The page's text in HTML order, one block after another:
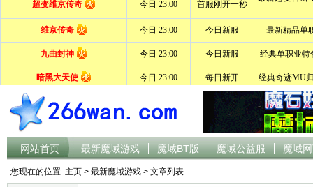
网站首页 最新魔域游戏 魔域BT版 魔域公益服 魔域
您现在的位置: 主页 > 最新魔域游戏 > 文章列表